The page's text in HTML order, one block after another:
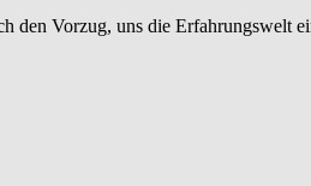
den Vorzug, uns die